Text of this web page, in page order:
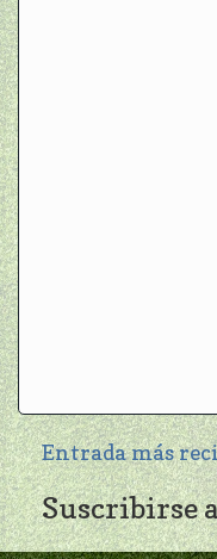
Entrada más
Suscribirse